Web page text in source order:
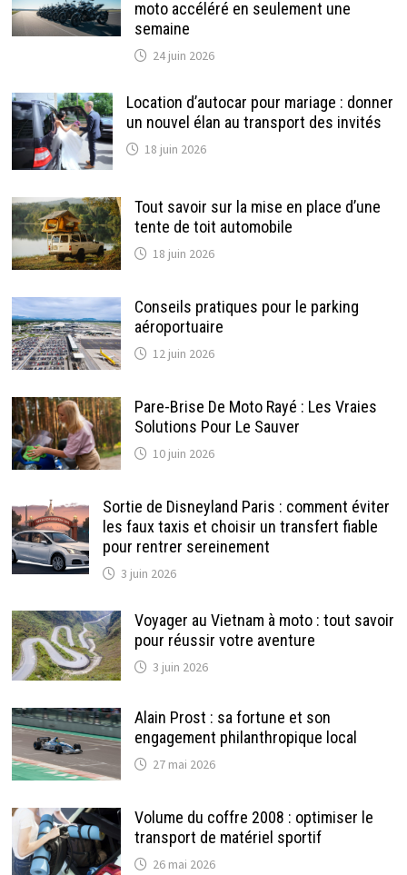
moto accéléré en seulement une
semaine
24 juin 2026
Location d’autocar pour mariage : donner
un nouvel élan au transport des invités
18 juin 2026
Tout savoir sur la mise en place d’une
tente de toit automobile
18 juin 2026
Conseils pratiques pour le parking
aéroportuaire
12 juin 2026
Pare-Brise De Moto Rayé : Les Vraies
Solutions Pour Le Sauver
10 juin 2026
Sortie de Disneyland Paris : comment éviter
les faux taxis et choisir un transfert fiable
pour rentrer sereinement
3 juin 2026
Voyager au Vietnam à moto : tout savoir
pour réussir votre aventure
3 juin 2026
Alain Prost : sa fortune et son
engagement philanthropique local
27 mai 2026
Volume du coffre 2008 : optimiser le
transport de matériel sportif
26 mai 2026